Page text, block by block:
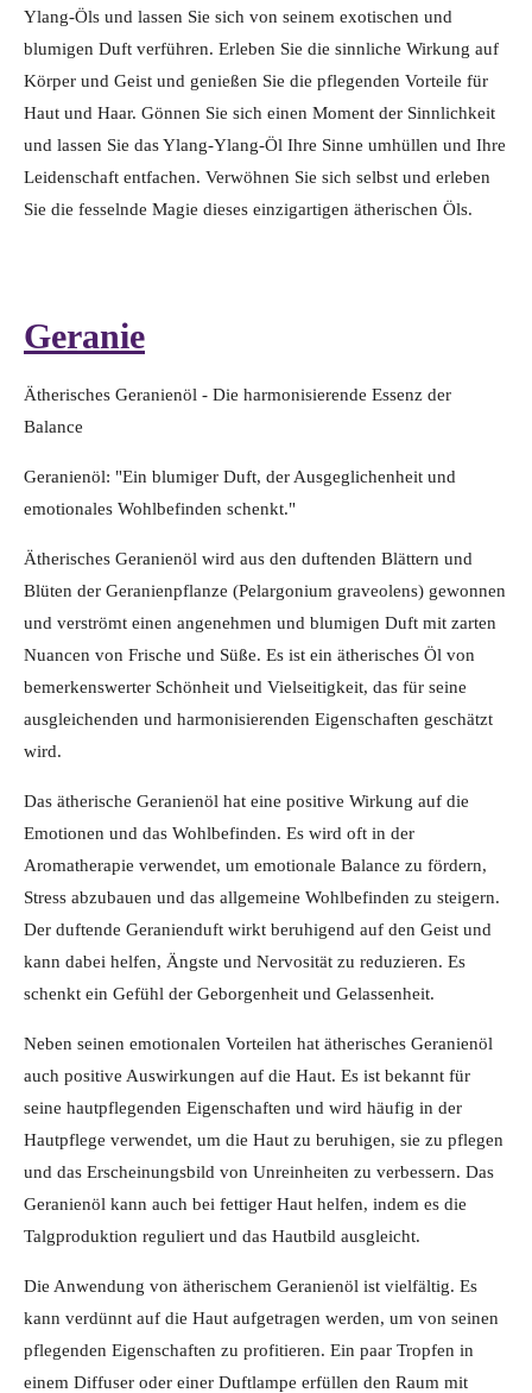
Ylang-Öls und lassen Sie sich von seinem exotischen und
blumigen Duft verführen. Erleben Sie die sinnliche Wirkung auf
Körper und Geist und genießen Sie die pflegenden Vorteile für
Haut und Haar. Gönnen Sie sich einen Moment der Sinnlichkeit
und lassen Sie das Ylang-Ylang-Öl Ihre Sinne umhüllen und Ihre
Leidenschaft entfachen. Verwöhnen Sie sich selbst und erleben
Sie die fesselnde Magie dieses einzigartigen ätherischen Öls.
Geranie
Ätherisches Geranienöl - Die harmonisierende Essenz der
Balance
Geranienöl: "Ein blumiger Duft, der Ausgeglichenheit und
emotionales Wohlbefinden schenkt."
Ätherisches Geranienöl wird aus den duftenden Blättern und
Blüten der Geranienpflanze (Pelargonium graveolens) gewonnen
und verströmt einen angenehmen und blumigen Duft mit zarten
Nuancen von Frische und Süße. Es ist ein ätherisches Öl von
bemerkenswerter Schönheit und Vielseitigkeit, das für seine
ausgleichenden und harmonisierenden Eigenschaften geschätzt
wird.
Das ätherische Geranienöl hat eine positive Wirkung auf die
Emotionen und das Wohlbefinden. Es wird oft in der
Aromatherapie verwendet, um emotionale Balance zu fördern,
Stress abzubauen und das allgemeine Wohlbefinden zu steigern.
Der duftende Geranienduft wirkt beruhigend auf den Geist und
kann dabei helfen, Ängste und Nervosität zu reduzieren. Es
schenkt ein Gefühl der Geborgenheit und Gelassenheit.
Neben seinen emotionalen Vorteilen hat ätherisches Geranienöl
auch positive Auswirkungen auf die Haut. Es ist bekannt für
seine hautpflegenden Eigenschaften und wird häufig in der
Hautpflege verwendet, um die Haut zu beruhigen, sie zu pflegen
und das Erscheinungsbild von Unreinheiten zu verbessern. Das
Geranienöl kann auch bei fettiger Haut helfen, indem es die
Talgproduktion reguliert und das Hautbild ausgleicht.
Die Anwendung von ätherischem Geranienöl ist vielfältig. Es
kann verdünnt auf die Haut aufgetragen werden, um von seinen
pflegenden Eigenschaften zu profitieren. Ein paar Tropfen in
einem Diffuser oder einer Duftlampe erfüllen den Raum mit